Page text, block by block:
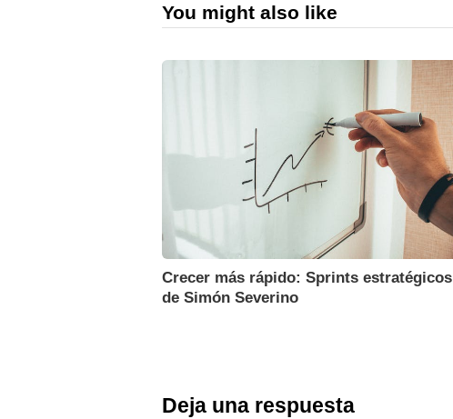
You might also like
Crecer más rápido: Sprints estratégicos
de Simón Severino
Deja una respuesta